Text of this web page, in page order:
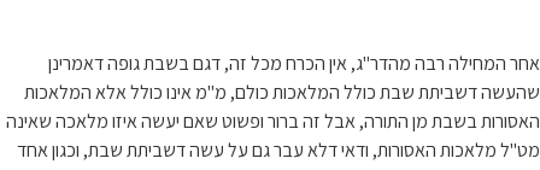
אחר המחילה רבה מהדר"ג, אין הכרח מכל זה, דגם בשבת גופה דאמרינן
שהעשה דשביתת שבת כולל המלאכות כולם, מ"מ אינו כולל אלא המלאכות
האסורות בשבת מן התורה, אבל זה ברור ופשוט שאם יעשה איזו מלאכה שאינה
מט"ל מלאכות האסורות, ודאי דלא עבר גם על עשה דשביתת שבת, וכגון אחד